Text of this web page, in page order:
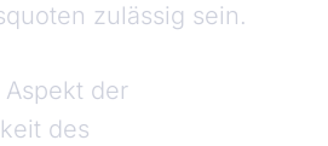
zulässig sein.
der
des